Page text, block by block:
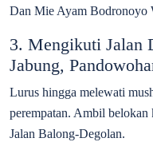
Dan Mie Ayam Bodronoyo
3. Mengikuti Jalan
Jabung,
Lurus hingga melewati
perempatan. Ambil belokan
Jalan Balong-Degolan.